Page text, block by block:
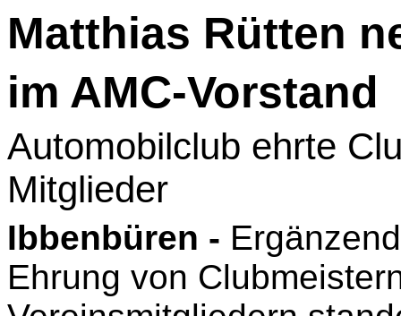
Matthias Rütten
im AMC-Vorstand
Automobilclub ehrte
Mitglieder
Ibbenbüren -
Ehrung von